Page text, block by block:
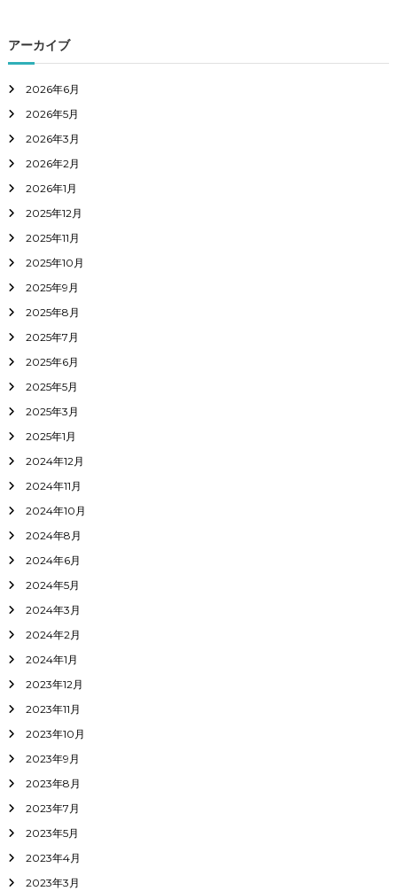
アーカイブ
2026年6月
2026年5月
2026年3月
2026年2月
2026年1月
2025年12月
2025年11月
2025年10月
2025年9月
2025年8月
2025年7月
2025年6月
2025年5月
2025年3月
2025年1月
2024年12月
2024年11月
2024年10月
2024年8月
2024年6月
2024年5月
2024年3月
2024年2月
2024年1月
2023年12月
2023年11月
2023年10月
2023年9月
2023年8月
2023年7月
2023年5月
2023年4月
2023年3月